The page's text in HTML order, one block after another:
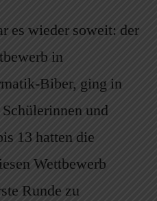
es wieder soweit: der
in
Biber, ging in
und
13 hatten die
Wettbewerb
Runde zu